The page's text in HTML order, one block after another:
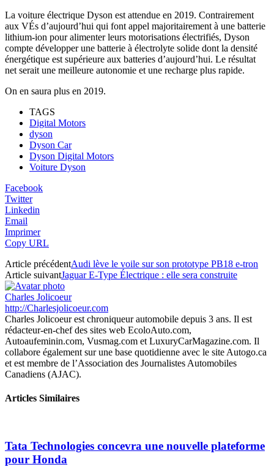
La voiture électrique Dyson est attendue en 2019. Contrairement
aux VÉs d’aujourd’hui qui font appel majoritairement à une batterie
lithium-ion pour alimenter leurs motorisations électrifiés, Dyson
compte développer une batterie à électrolyte solide dont la densité
énergétique est supérieure aux batteries d’aujourd’hui. Le résultat
net serait une meilleure autonomie et une recharge plus rapide.
On en saura plus en 2019.
TAGS
Digital Motors
dyson
Dyson Car
Dyson Digital Motors
Voiture Dyson
Facebook
Twitter
Linkedin
Email
Imprimer
Copy URL
Article précédentAudi lève le voile sur son prototype PB18 e-tron
Article suivantJaguar E-Type Électrique : elle sera construite
Charles Jolicoeur
http://Charlesjolicoeur.com
Charles Jolicoeur est chroniqueur automobile depuis 3 ans. Il est
rédacteur-en-chef des sites web EcoloAuto.com,
Autoaufeminin.com, Vusmag.com et LuxuryCarMagazine.com. Il
collabore également sur une base quotidienne avec le site Autogo.ca
et est membre de l’Association des Journalistes Automobiles
Canadiens (AJAC).
Articles Similaires
Tata Technologies concevra une nouvelle plateforme
pour Honda